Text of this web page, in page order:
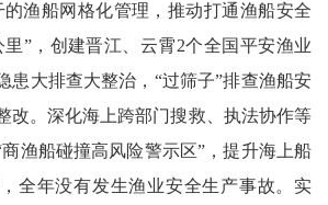
渔船网格化管理，推动打通渔船安全
”，创建晋江、云霄2个全国平安渔业
患大排查大整治，“过筛子”排查渔船安
改。深化海上跨部门搜救、执法协作等
渔船碰撞高风险警示区”，提升海上船
全年没有发生渔业安全生产事故。实